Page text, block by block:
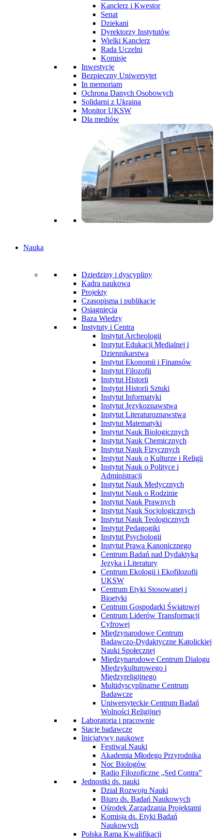
Kanclerz i Kwestor
Senat
Dziekani
Dyrektorzy Instytutów
Wielki Kanclerz
Rada Uczelni
Komisje
Inwestycje
Bezpieczny Uniwersytet
In memoriam
Ochrona Danych Osobowych
Solidarni z Ukrainą
Monitor UKSW
Dla mediów
Nauka
Dziedziny i dyscypliny
Kadra naukowa
Projekty
Czasopisma i publikacje
Osiągnięcia
Baza Wiedzy
Instytuty i Centra
Instytut Archeologii
Instytut Edukacji Medialnej i
Dziennikarstwa
Instytut Ekonomii i Finansów
Instytut Filozofii
Instytut Historii
Instytut Historii Sztuki
Instytut Informatyki
Instytut Językoznawstwa
Instytut Literaturoznawstwa
Instytut Matematyki
Instytut Nauk Biologicznych
Instytut Nauk Chemicznych
Instytut Nauk Fizycznych
Instytut Nauk o Kulturze i Religii
Instytut Nauk o Polityce i
Administracji
Instytut Nauk Medycznych
Instytut Nauk o Rodzinie
Instytut Nauk Prawnych
Instytut Nauk Socjologicznych
Instytut Nauk Teologicznych
Instytut Pedagogiki
Instytut Psychologii
Instytut Prawa Kanonicznego
Centrum Badań nad Dydaktyką
Języka i Literatury
Centrum Ekologii i Ekofilozofii
UKSW
Centrum Etyki Stosowanej i
Bioetyki
Centrum Gospodarki Światowej
Centrum Liderów Transformacji
Cyfrowej
Międzynarodowe Centrum
Badawczo-Dydaktyczne Katolickiej
Nauki Społecznej
Międzynarodowe Centrum Dialogu
Międzykulturowego i
Międzyreligijnego
Multidyscyplinarne Centrum
Badawcze
Uniwersyteckie Centrum Badań
Wolności Religijnej
Laboratoria i pracownie
Stacje badawcze
Inicjatywy naukowe
Festiwal Nauki
Akademia Młodego Przyrodnika
Noc Biologów
Radio Filozoficzne „Sed Contra”
Jednostki ds. nauki
Dział Rozwoju Nauki
Biuro ds. Badań Naukowych
Ośrodek Zarządzania Projektami
Komisja ds. Etyki Badań
Naukowych
Polska Rama Kwalifikacji